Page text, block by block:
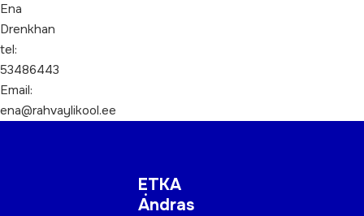
Ena
Drenkhan
tel:
53486443
Email:
ena@rahvaylikool.ee
ETKA
Andras